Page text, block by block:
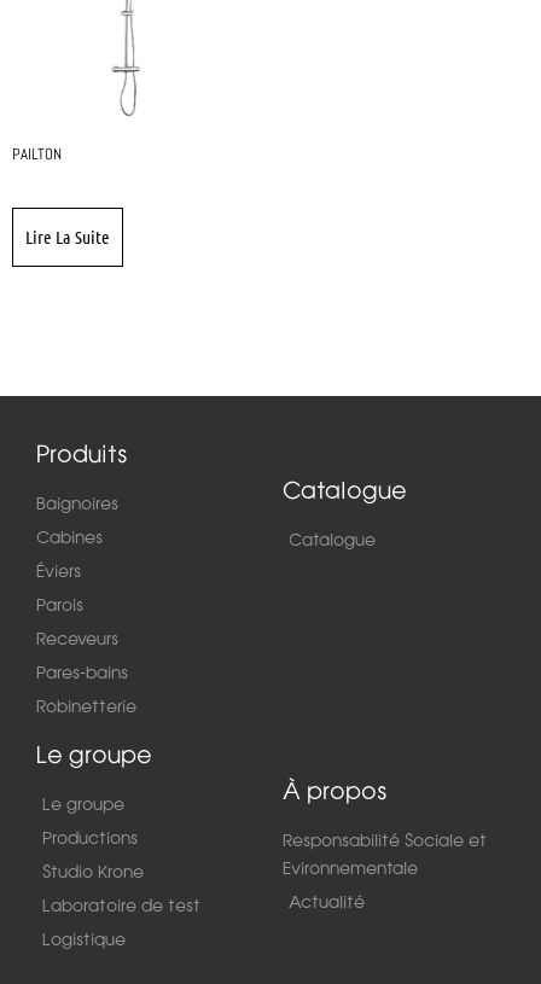
PAILTON
Lire La Suite
Produits
Baignoires
Cabines
Éviers
Parois
Receveurs
Pares-bains
Robinetterie
Catalogue
Catalogue
Le groupe
Le groupe
Productions
Studio Krone
Laboratoire de test
Logistique
À propos
Responsabilité Sociale et
Evironnementale
Actualité